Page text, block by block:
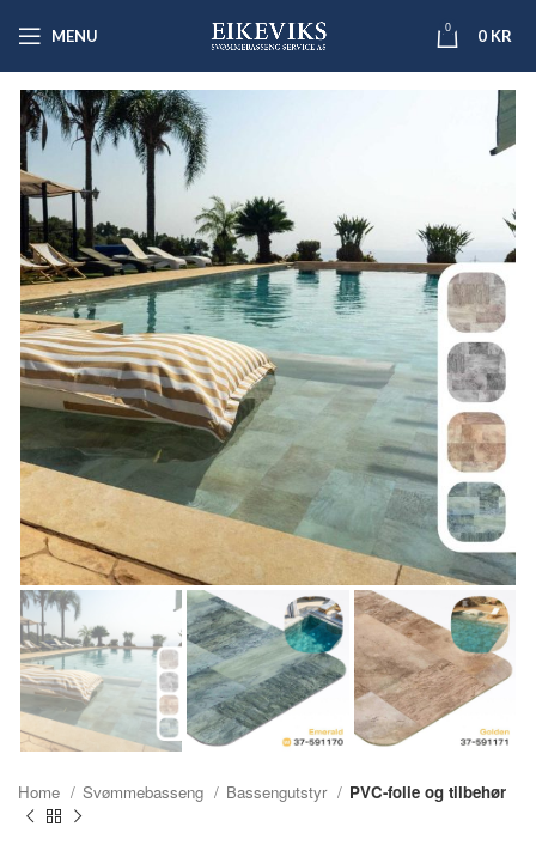
MENU 0 0 KR
Home Svømmebasseng Bassengutstyr PVC-folie og tilbehør